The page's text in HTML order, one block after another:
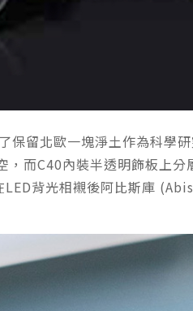
留北歐一塊淨土作為科學
而C40內裝半透明飾板上分
背光相襯後阿比斯庫